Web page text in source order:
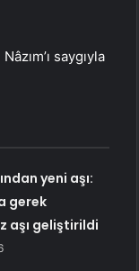
saygıyla
yeni aşı:
gerek
aşı geliştirildi